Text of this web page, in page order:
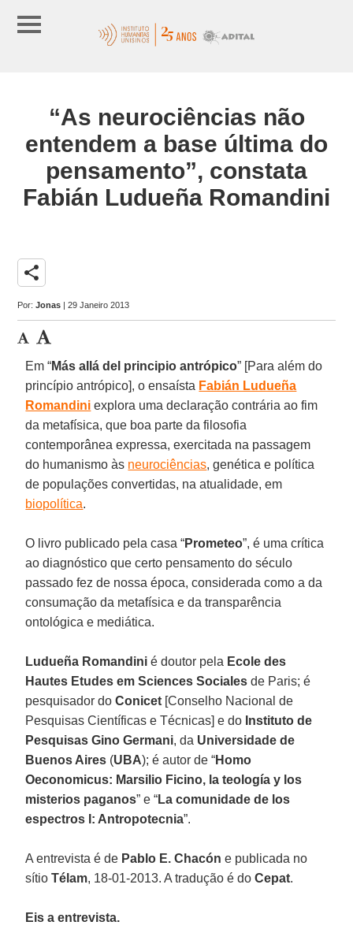
“As neurociências não
entendem a base última do
pensamento”, constata
Fabián Ludueña Romandini
share
Por:Jonas | 29 Janeiro 2013
Em “Más allá del principio antrópico” [Para além do
princípio antrópico], o ensaísta Fabián Ludueña
Romandini explora uma declaração contrária ao fim
da metafísica, que boa parte da filosofia
contemporânea expressa, exercitada na passagem
do humanismo às neurociências, genética e política
de populações convertidas, na atualidade, em
biopolítica.
O livro publicado pela casa “Prometeo”, é uma crítica
ao diagnóstico que certo pensamento do século
passado fez de nossa época, considerada como a da
consumação da metafísica e da transparência
ontológica e mediática.
Ludueña Romandini é doutor pela Ecole des
Hautes Etudes em Sciences Sociales de Paris; é
pesquisador doConicet [Conselho Nacional de
Pesquisas Científicas e Técnicas] e do Instituto de
Pesquisas Gino Germani, da Universidade de
Buenos Aires (UBA); é autor de “Homo
Oeconomicus: Marsilio Ficino, la teología y los
misterios paganos” e “La comunidade de los
espectros I: Antropotecnia”.
A entrevista é de Pablo E. Chacón e publicada no
sítioTélam, 18-01-2013. A tradução é doCepat.
Eis a entrevista.